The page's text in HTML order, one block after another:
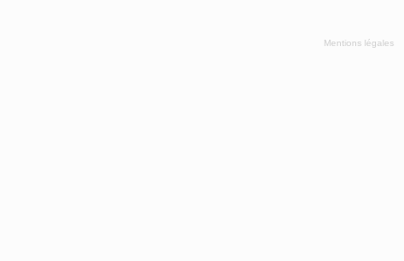
Mentions légales